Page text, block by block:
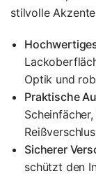
stilvolle
Optik und
Praktische
Sicherer
schützt den